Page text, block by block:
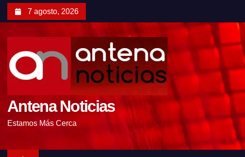
7 agosto, 2026
Antena Noticias
Estamos Más Cerca